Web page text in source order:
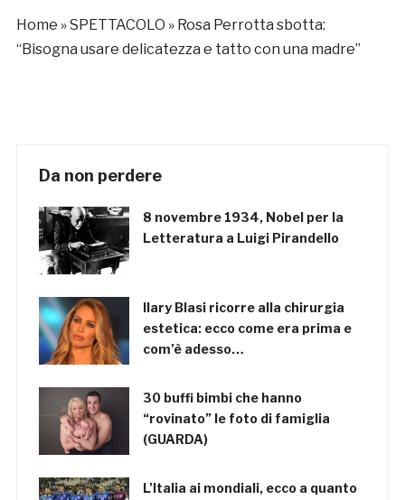
Home »SPETTACOLO » Rosa Perrotta sbotta:
“Bisogna usare delicatezza e tatto con una madre”
Da non perdere
8 novembre 1934, Nobel per la
Letteratura a Luigi Pirandello
Ilary Blasi ricorre alla chirurgia
estetica: ecco come era prima e
com’è adesso…
30 buffi bimbi che hanno
“rovinato” le foto di famiglia
(GUARDA)
L’Italia ai mondiali, ecco a quanto